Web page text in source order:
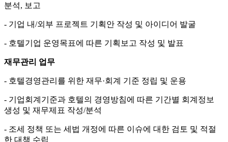
분석, 보고
- 기업 내/외부 프로젝트 기획안 작성 및 아이디어 발굴
- 호텔기업 운영목표에 따른 기획보고 작성 및 발표
재무관리 업무
- 호텔경영관리를 위한 재무·회계 기준 정립 및 운용
- 기업회계기준과 호텔의 경영방침에 따른 기간별 회계정보
생성 및 재무제표 작성/분석
- 조세 정책 또는 세법 개정에 따른 이슈에 대한 검토 및 적절
한 대책 수립